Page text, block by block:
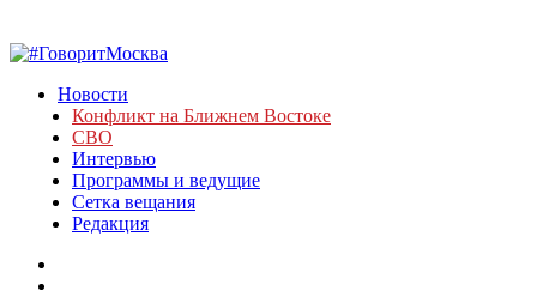
Новости
Конфликт на Ближнем Востоке
СВО
Интервью
Программы и ведущие
Сетка вещания
Редакция